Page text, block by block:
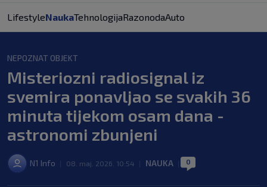
LifestyleNaukaTehnologijaRazonodaAuto
NEPOZNAT OBJEKT
Misteriozni radiosignal iz
svemira ponavljao se svakih 36
minuta tijekom osam dana -
astronomi zbunjeni
N1 Info 08. maj. 2026. 10:54 NAUKA 0